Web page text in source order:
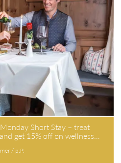
Short Stay – treat
get 15% off on wellness…
/ p.P.